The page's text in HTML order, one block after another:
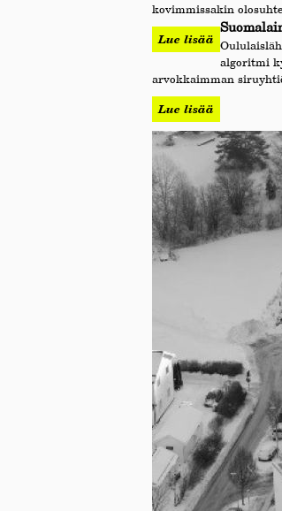
kovimmissakin
Lue lisää
algoritmi
arvokkaimman
Lue lisää